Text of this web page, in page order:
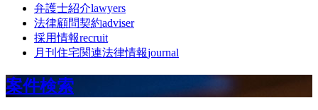
弁護士紹介lawyers
法律顧問契約adviser
採用情報recruit
月刊住宅関連法律情報journal
案件検索